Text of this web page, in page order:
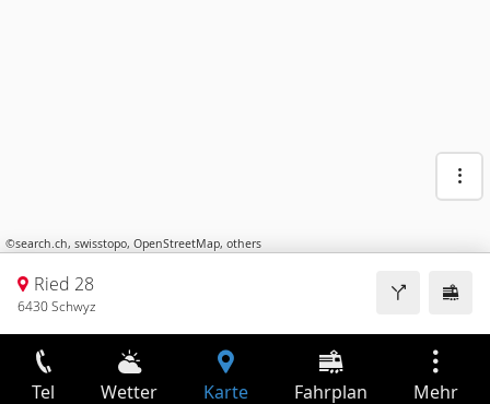
©search.ch, swisstopo, OpenStreetMap, others
Ried 28
6430 Schwyz
Tel Wetter Karte Fahrplan Mehr